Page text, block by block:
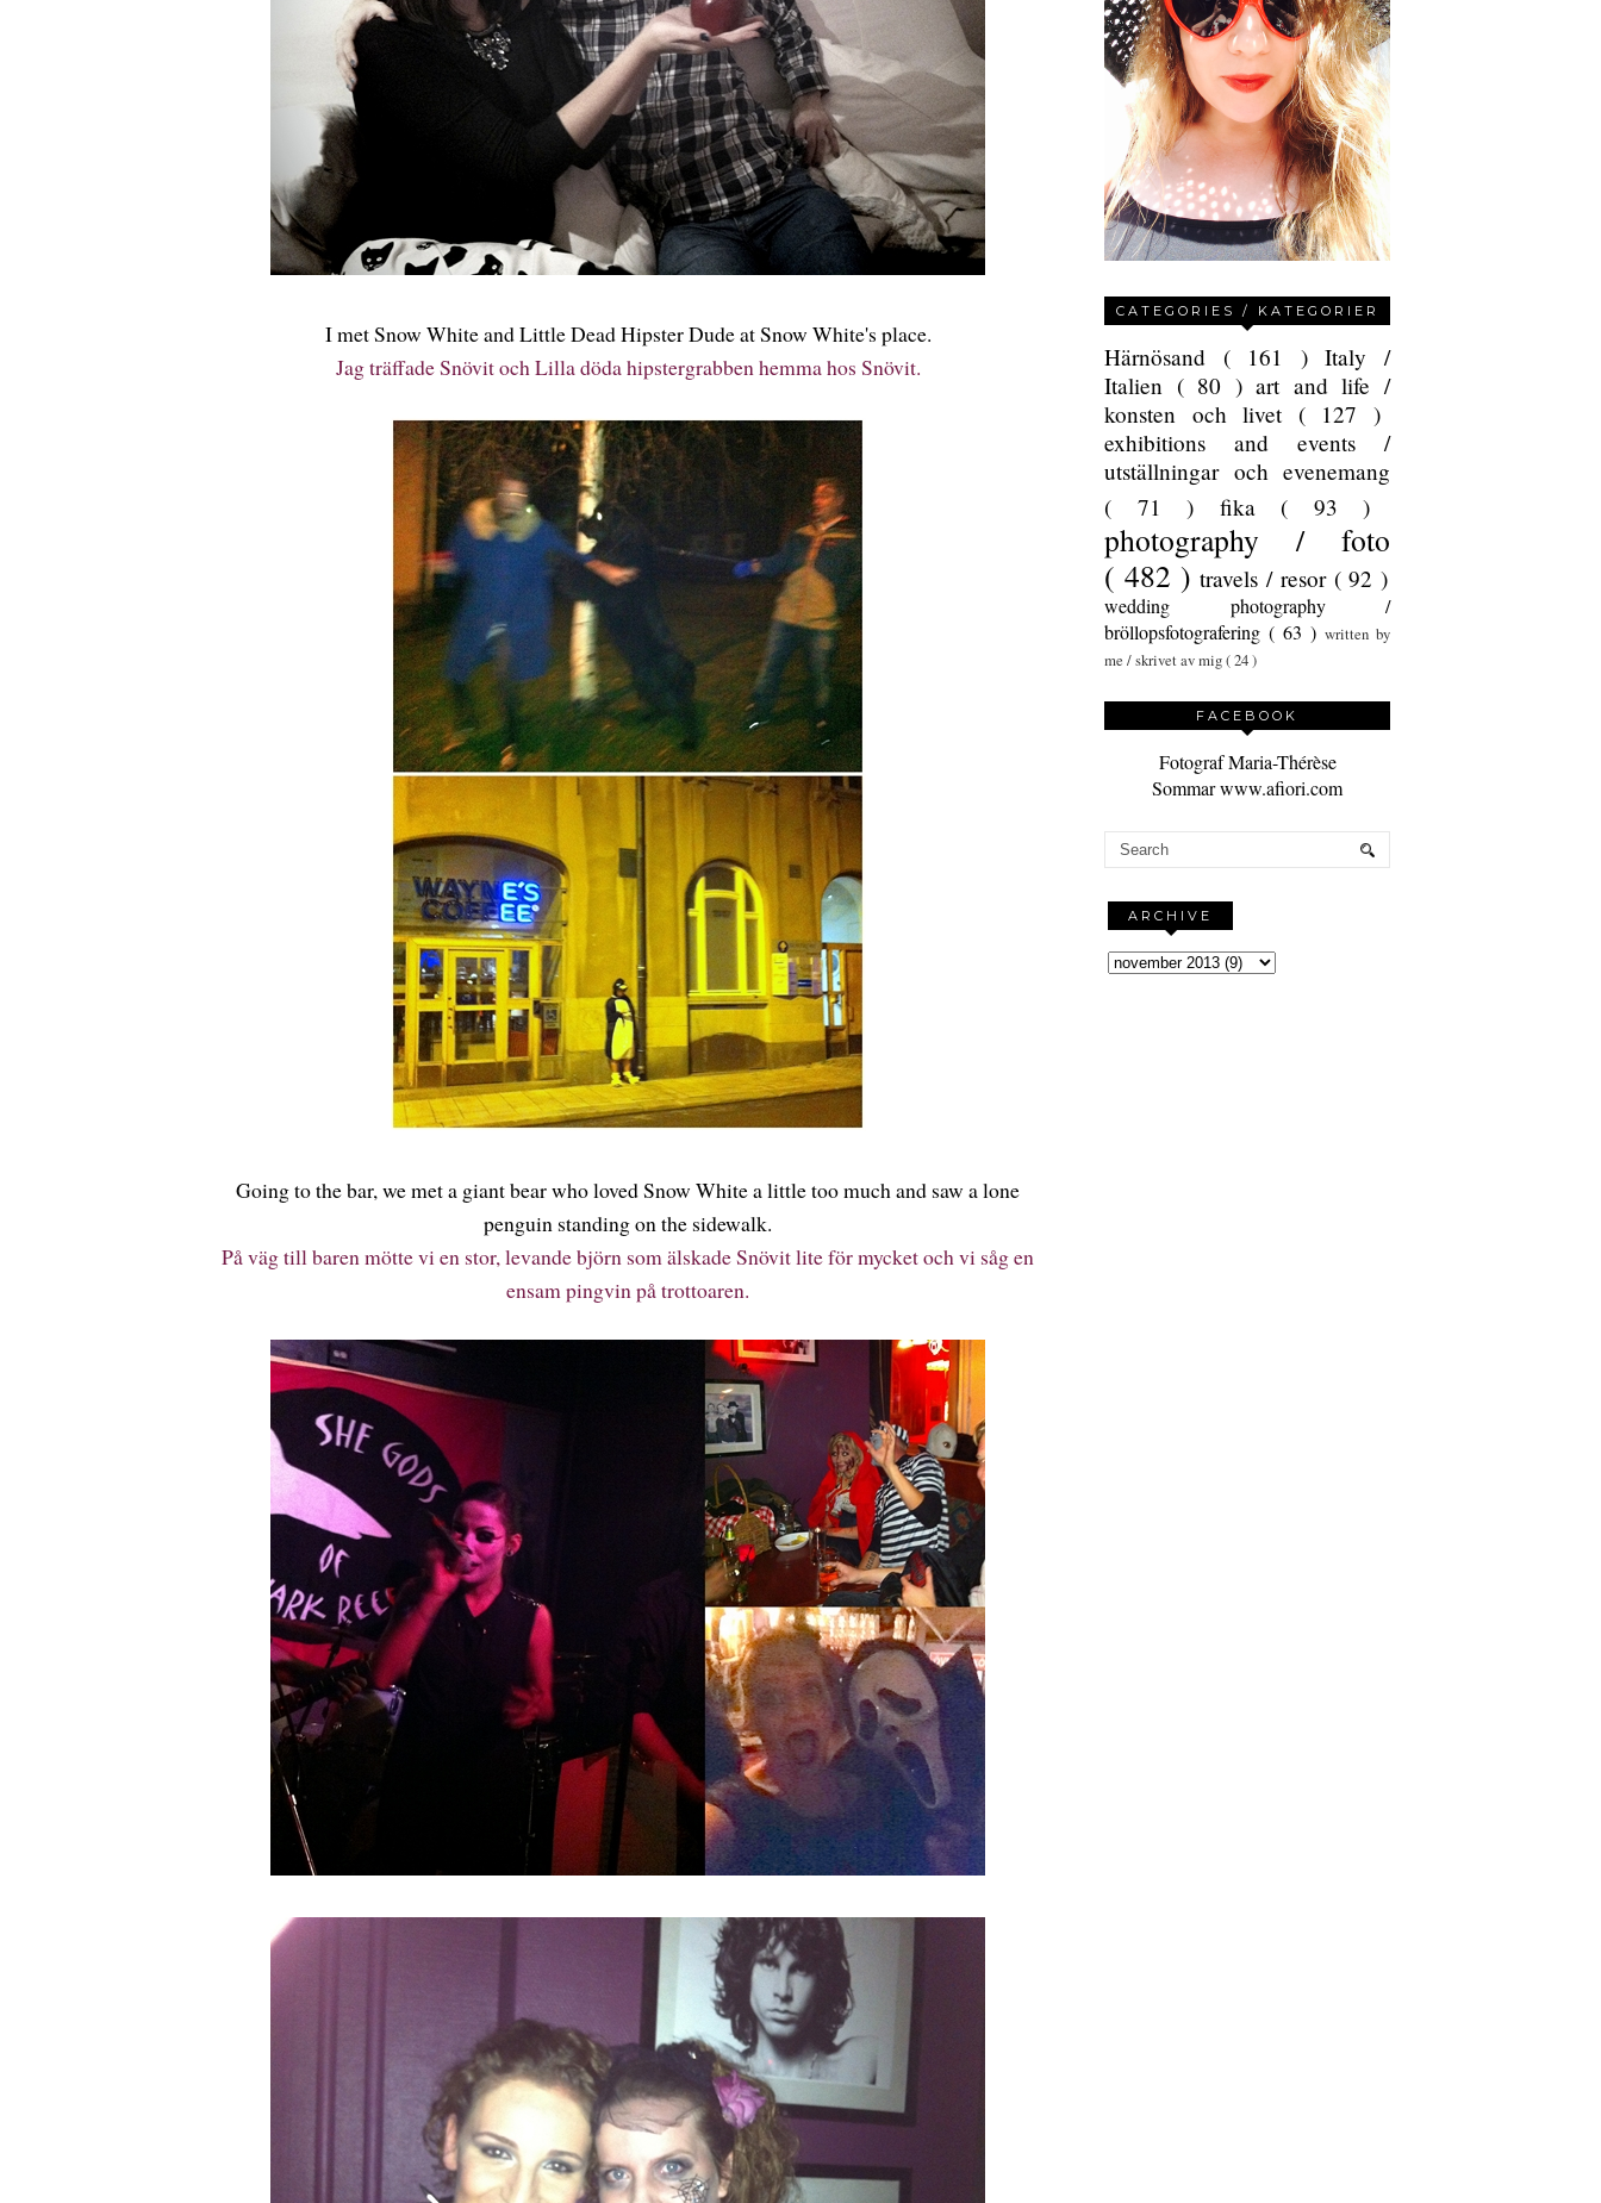
I met Snow White and Little Dead Hipster Dude at Snow White's place.
Jag träffade Snövit och Lilla döda hipstergrabben hemma hos Snövit.
Going to the bar, we met a giant bear who loved Snow White a little too much and saw a lone
penguin standing on the sidewalk.
På väg till baren mötte vi en stor, levande björn som älskade Snövit lite för mycket och vi såg en
ensam pingvin på trottoaren.
CATEGORIES / KATEGORIER
Härnösand ( 161 )Italy /
Italien ( 80 )art and life /
konsten och livet ( 127 )
exhibitions and events /
utställningar och evenemang
( 71 ) fika ( 93 )
photography / foto
( 482 )travels / resor ( 92 )
wedding photography /
bröllopsfotografering ( 63 ) written by
me / skrivet av mig( 24 )
FACEBOOK
Fotograf Maria-Thérèse
Sommar www.afiori.com
ARCHIVE